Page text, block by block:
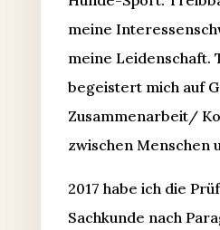
meine
meine Leidenschaft.
begeistert mich auf
Zusammenarbeit/
zwischen Menschen
2017 habe ich die
Sachkunde nach